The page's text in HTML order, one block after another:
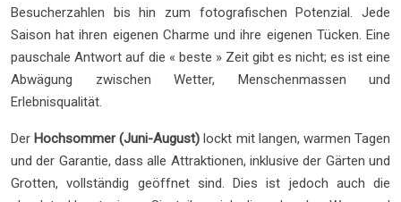
Besucherzahlen bis hin zum fotografischen Potenzial. Jede
Saison hat ihren eigenen Charme und ihre eigenen Tücken. Eine
pauschale Antwort auf die « beste » Zeit gibt es nicht; es ist eine
Abwägung zwischen Wetter, Menschenmassen und
Erlebnisqualität.
Der Hochsommer (Juni-August) lockt mit langen, warmen Tagen
und der Garantie, dass alle Attraktionen, inklusive der Gärten und
Grotten, vollständig geöffnet sind. Dies ist jedoch auch die